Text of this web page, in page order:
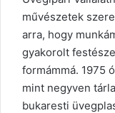
művészetek
arra, hogy
gyakorolt
formámmá. 1975
mint negyven
bukaresti